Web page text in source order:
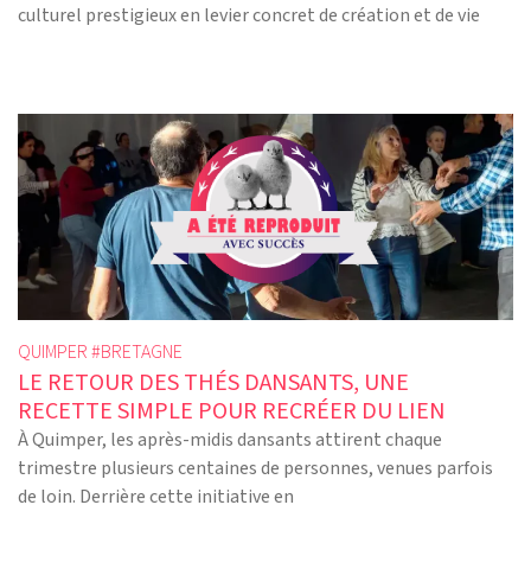
culturel prestigieux en levier concret de création et de vie
QUIMPER #BRETAGNE
LE RETOUR DES THÉS DANSANTS, UNE
RECETTE SIMPLE POUR RECRÉER DU LIEN
À Quimper, les après-midis dansants attirent chaque
trimestre plusieurs centaines de personnes, venues parfois
de loin. Derrière cette initiative en